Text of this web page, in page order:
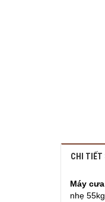
CHI TIẾT
Máy
nhẹ